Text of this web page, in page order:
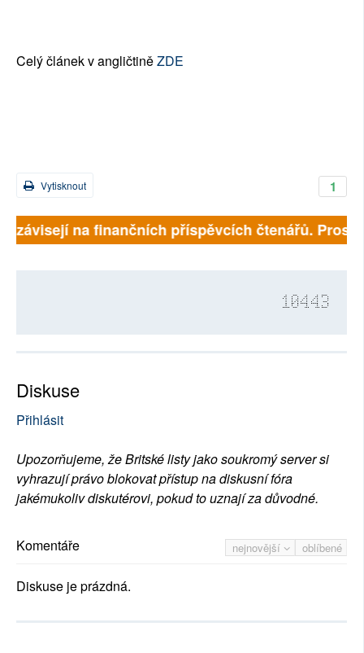
Celý článek v angličtiněZDE
1
Vytisknout
na finančních příspěvcích čtenářů.
10443
Diskuse
Přihlásit
Upozorňujeme, že Britské listy jako soukromý server si
vyhrazují právo blokovat přístup na diskusní fóra
jakémukoliv diskutérovi, pokud to uznají za důvodné.
nejnovější oblíbené
Komentáře
Diskuse je prázdná.